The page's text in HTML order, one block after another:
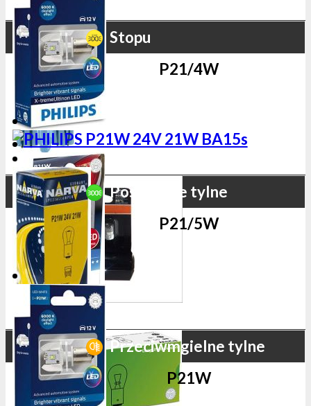
Stopu
P21/4W
Postojowe tylne
P21/5W
Przeciwmgielne tylne
P21W